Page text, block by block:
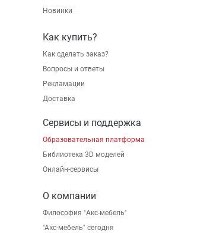
Новинки
Как купить?
Как сделать заказ?
Вопросы и ответы
Рекламации
Доставка
Сервисы и поддержка
Образовательная платформа
Библиотека 3D моделей
Онлайн-сервисы
О компании
Философия "Акс-мебель"
"Aкс-мебель" сегодня